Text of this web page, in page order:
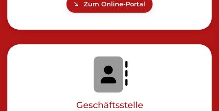
Zum Online-Portal
Geschäftsstelle